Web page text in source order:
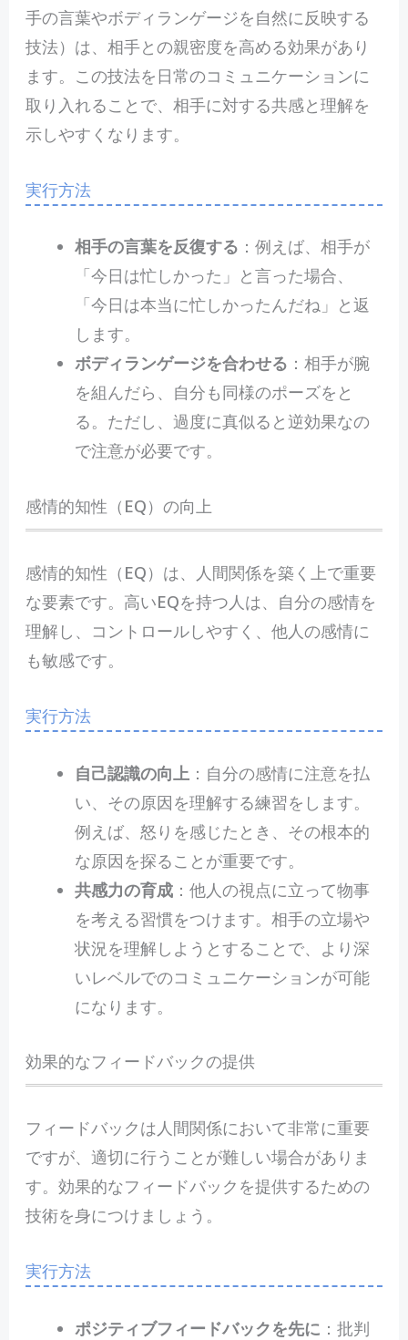
手の言葉やボディランゲージを自然に反映する
技法）は、相手との親密度を高める効果があり
ます。この技法を日常のコミュニケーションに
取り入れることで、相手に対する共感と理解を
示しやすくなります。
実行方法
相手の言葉を反復する ：例えば、相手が
「今日は忙しかった」と言った場合、
「今日は本当に忙しかったんだね」と返
します。
ボディランゲージを合わせる ：相手が腕
を組んだら、自分も同様のポーズをと
る。ただし、過度に真似ると逆効果なの
で注意が必要です。
感情的知性（EQ）の向上
感情的知性（EQ）は、人間関係を築く上で重要
な要素です。高いEQを持つ人は、自分の感情を
理解し、コントロールしやすく、他人の感情に
も敏感です。
実行方法
自己認識の向上 ：自分の感情に注意を払
い、その原因を理解する練習をします。
例えば、怒りを感じたとき、その根本的
な原因を探ることが重要です。
共感力の育成：他人の視点に立って物事
を考える習慣をつけます。相手の立場や
状況を理解しようとすることで、より深
いレベルでのコミュニケーションが可能
になります。
効果的なフィードバックの提供
フィードバックは人間関係において非常に重要
ですが、適切に行うことが難しい場合がありま
す。効果的なフィードバックを提供するための
技術を身につけましょう。
実行方法
ポジティブフィードバックを先に ：批判